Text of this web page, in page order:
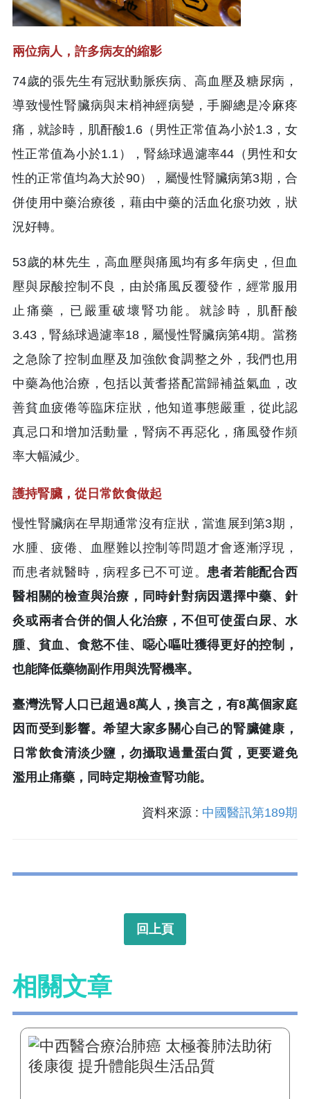
兩位病人，許多病友的縮影
74歲的張先生有冠狀動脈疾病、高血壓及糖尿病，
導致慢性腎臟病與末梢神經病變，手腳總是冷麻疼
痛，就診時，肌酐酸1.6（男性正常值為小於1.3，女
性正常值為小於1.1），腎絲球過濾率44（男性和女
性的正常值均為大於90），屬慢性腎臟病第3期，合
併使用中藥治療後，藉由中藥的活血化瘀功效，狀
況好轉。
53歲的林先生，高血壓與痛風均有多年病史，但血
壓與尿酸控制不良，由於痛風反覆發作，經常服用
止痛藥，已嚴重破壞腎功能。就診時，肌酐酸
3.43，腎絲球過濾率18，屬慢性腎臟病第4期。當務
之急除了控制血壓及加強飲食調整之外，我們也用
中藥為他治療，包括以黃耆搭配當歸補益氣血，改
善貧血疲倦等臨床症狀，他知道事態嚴重，從此認
真忌口和增加活動量，腎病不再惡化，痛風發作頻
率大幅減少。
護持腎臟，從日常飲食做起
慢性腎臟病在早期通常沒有症狀，當進展到第3期，
水腫、疲倦、血壓難以控制等問題才會逐漸浮現，
而患者就醫時，病程多已不可逆。患者若能配合西
醫相關的檢查與治療，同時針對病因選擇中藥、針
灸或兩者合併的個人化治療，不但可使蛋白尿、水
腫、貧血、食慾不佳、噁心嘔吐獲得更好的控制，
也能降低藥物副作用與洗腎機率。
臺灣洗腎人口已超過8萬人，換言之，有8萬個家庭
因而受到影響。希望大家多關心自己的腎臟健康，
日常飲食清淡少鹽，勿攝取過量蛋白質，更要避免
濫用止痛藥，同時定期檢查腎功能。
資料來源 : 中國醫訊第189期
回上頁
相關文章